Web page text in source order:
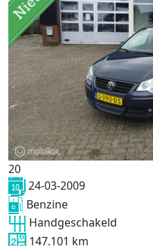
20
24-03-2009
Benzine
Handgeschakeld
147.101 km